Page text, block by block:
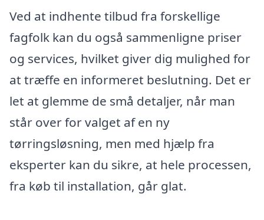
Ved at indhente tilbud fra forskellige
fagfolk kan du også sammenligne priser
og services, hvilket giver dig mulighed for
at træffe en informeret beslutning. Det er
let at glemme de små detaljer, når man
står over for valget af en ny
tørringsløsning, men med hjælp fra
eksperter kan du sikre, at hele processen,
fra køb til installation, går glat.